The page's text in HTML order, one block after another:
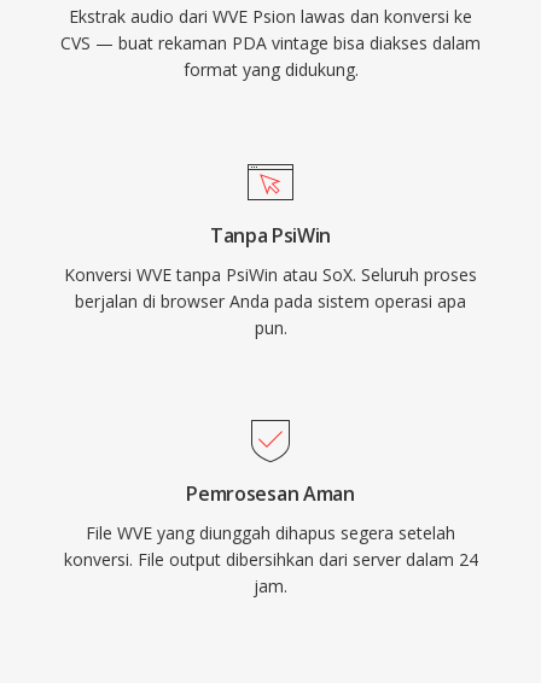
Ekstrak audio dari WVE Psion lawas dan konversi ke
CVS — buat rekaman PDA vintage bisa diakses dalam
format yang didukung.
Tanpa PsiWin
Konversi WVE tanpa PsiWin atau SoX. Seluruh proses
berjalan di browser Anda pada sistem operasi apa
pun.
Pemrosesan Aman
File WVE yang diunggah dihapus segera setelah
konversi. File output dibersihkan dari server dalam 24
jam.